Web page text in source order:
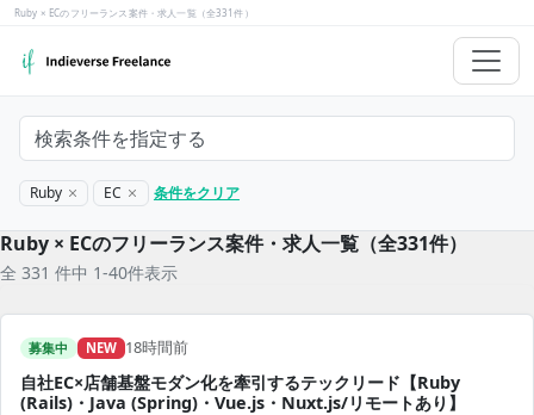
Ruby × ECのフリーランス案件・求人一覧（全331件）
検索条件を指定する
Ruby EC 条件をクリア
Ruby × ECのフリーランス案件・求人一覧（全331件）
全 331 件中 1-40件表示
募集中 NEW 18時間前
自社EC×店舗基盤モダン化を牽引するテックリード【Ruby
(Rails)・Java (Spring)・Vue.js・Nuxt.js/リモートあり】